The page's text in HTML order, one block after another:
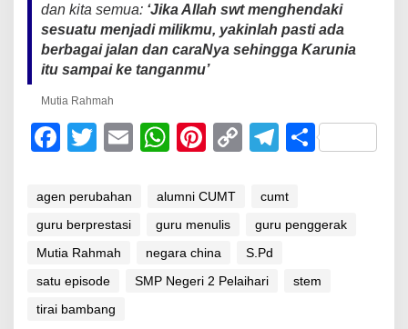
dan kita semua: ‘Jika Allah swt menghendaki
sesuatu menjadi milikmu, yakinlah pasti ada
berbagai jalan dan caraNya sehingga Karunia
itu sampai ke tanganmu’
Mutia Rahmah
F
c
e
b
o
o
T
tt
er
E
ail
W
at
s
A
p
Pi
er
e
st
C
y
Li
n
T
e
gr
m
S
e
agen perubahan alumni CUMT
cumt
guru berprestasi
guru menulis
guru penggerak
Mutia Rahmah
negara china
S.Pd
satu episode
SMP Negeri 2 Pelaihari
stem
tirai bambang